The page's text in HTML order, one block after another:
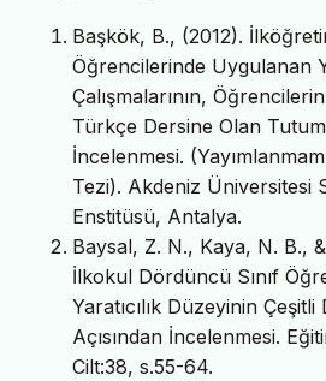
Başkök, B., (2012).
Öğrencilerinde Uygulanan
Çalışmalarının,
Türkçe Dersine Olan
İncelenmesi.
Tezi). Akdeniz Üniversitesi
Enstitüsü, Antalya.
Baysal, Z. N., Kaya, N. B.,
İlkokul Dördüncü Sınıf
Yaratıcılık Düzeyinin
Açısından İncelenmesi.
Cilt:38, s.55-64.